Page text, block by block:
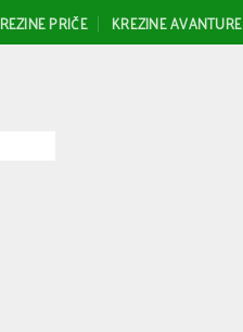
PRIČE KREZINE AVANTURE